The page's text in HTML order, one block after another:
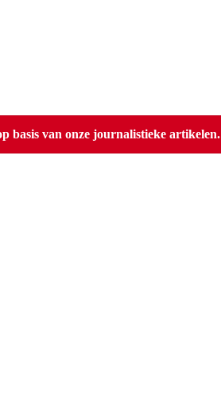
van onze journalistieke artikelen.